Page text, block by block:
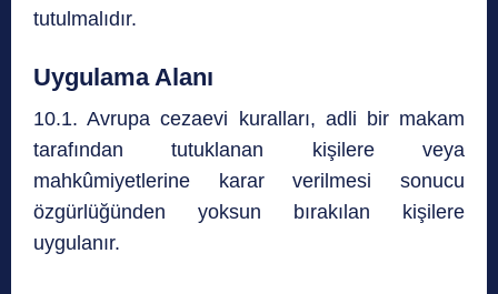
tutulmalıdır.
Uygulama Alanı
10.1. Avrupa cezaevi kuralları, adli bir makam
tarafından tutuklanan kişilere veya
mahkûmiyetlerine karar verilmesi sonucu
özgürlüğünden yoksun bırakılan kişilere
uygulanır.